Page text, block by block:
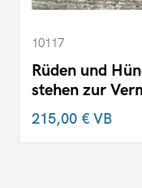
10117
Rüden und
stehen zur
215,00 €VB